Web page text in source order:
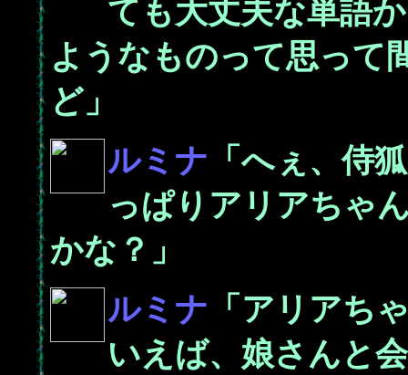
ても大丈夫な単語
ようなものって思って
ど」
ルミナ 「へぇ、侍
っぱりアリアちゃ
かな？」
ルミナ 「アリアち
いえば、娘さんと